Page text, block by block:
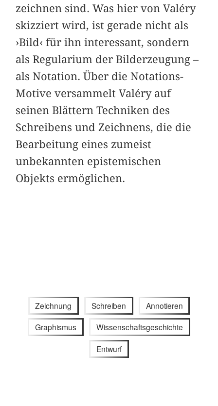
zeichnen sind. Was hier von Valéry
skizziert wird, ist gerade nicht als
›Bild‹ für ihn interessant, sondern
als Regularium der Bilderzeugung –
als Notation. Über die Notations-
Motive versammelt Valéry auf
seinen Blättern Techniken des
Schreibens und Zeichnens, die die
Bearbeitung eines zumeist
unbekannten epistemischen
Objekts ermöglichen.
Zeichnung Schreiben Annotieren
Graphismus Wissenschaftsgeschichte
Entwurf